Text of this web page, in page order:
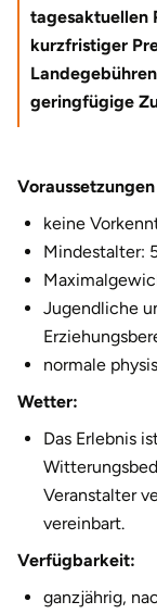
tagesaktuellen
kurzfristiger
geringfügige
keine
Mindestalter:
Jugendliche
normale
Wetter:
Das Erlebnis
Veranstalter
vereinbart.
Verfügbarkeit:
ganzjährig,
Hanau
Hannover
Heidelberg
Heidenheim
Heilbronn
Herzogenaurach
Herzogtum
Homburg
Horb am Neckar